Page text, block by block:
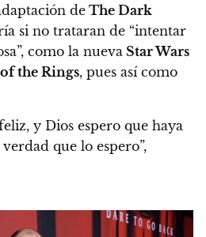
de The Dark
si no trataran de “intentar
como la nueva Star Wars
the Rings, pues así como
y Dios espero que haya
que lo espero”,